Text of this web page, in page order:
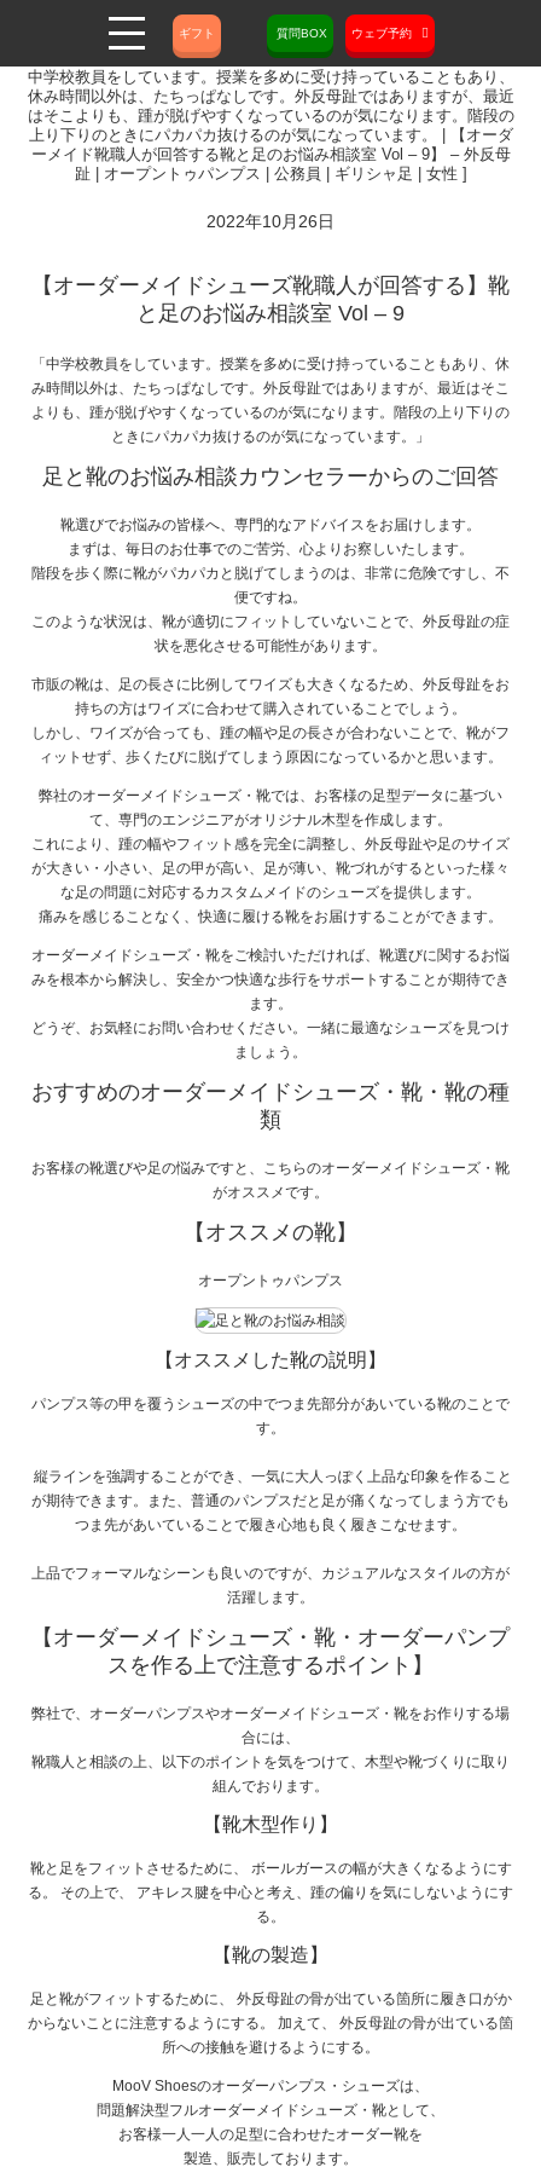
ギフト 質問BOX ウェブ予約
中学校教員をしています。授業を多めに受け持っていることもあり、
休み時間以外は、たちっぱなしです。外反母趾ではありますが、最近
はそこよりも、踵が脱げやすくなっているのが気になります。階段の
上り下りのときにパカパカ抜けるのが気になっています。 | 【オーダ
ーメイド靴職人が回答する靴と足のお悩み相談室 Vol – 9】 – 外反母
趾 | オープントゥパンプス | 公務員 | ギリシャ足 | 女性 ]
2022年10月26日
【オーダーメイドシューズ靴職人が回答する】靴
と足のお悩み相談室 Vol – 9
「中学校教員をしています。授業を多めに受け持っていることもあり、休
み時間以外は、たちっぱなしです。外反母趾ではありますが、最近はそこ
よりも、踵が脱げやすくなっているのが気になります。階段の上り下りの
ときにパカパカ抜けるのが気になっています。」
足と靴のお悩み相談カウンセラーからのご回答
靴選びでお悩みの皆様へ、専門的なアドバイスをお届けします。
まずは、毎日のお仕事でのご苦労、心よりお察しいたします。
階段を歩く際に靴がパカパカと脱げてしまうのは、非常に危険ですし、不
便ですね。
このような状況は、靴が適切にフィットしていないことで、外反母趾の症
状を悪化させる可能性があります。
市販の靴は、足の長さに比例してワイズも大きくなるため、外反母趾をお
持ちの方はワイズに合わせて購入されていることでしょう。
しかし、ワイズが合っても、踵の幅や足の長さが合わないことで、靴がフ
ィットせず、歩くたびに脱げてしまう原因になっているかと思います。
弊社のオーダーメイドシューズ・靴では、お客様の足型データに基づい
て、専門のエンジニアがオリジナル木型を作成します。
これにより、踵の幅やフィット感を完全に調整し、外反母趾や足のサイズ
が大きい・小さい、足の甲が高い、足が薄い、靴づれがするといった様々
な足の問題に対応するカスタムメイドのシューズを提供します。
痛みを感じることなく、快適に履ける靴をお届けすることができます。
オーダーメイドシューズ・靴をご検討いただければ、靴選びに関するお悩
みを根本から解決し、安全かつ快適な歩行をサポートすることが期待でき
ます。
どうぞ、お気軽にお問い合わせください。一緒に最適なシューズを見つけ
ましょう。
おすすめのオーダーメイドシューズ・靴・靴の種
類
お客様の靴選びや足の悩みですと、こちらのオーダーメイドシューズ・靴
がオススメです。
【オススメの靴】
オープントゥパンプス
【オススメした靴の説明】
パンプス等の甲を覆うシューズの中でつま先部分があいている靴のことで
す。
縦ラインを強調することができ、一気に大人っぽく上品な印象を作ること
が期待できます。また、普通のパンプスだと足が痛くなってしまう方でも
つま先があいていることで履き心地も良く履きこなせます。
上品でフォーマルなシーンも良いのですが、カジュアルなスタイルの方が
活躍します。
【オーダーメイドシューズ・靴・オーダーパンプ
スを作る上で注意するポイント】
弊社で、オーダーパンプスやオーダーメイドシューズ・靴をお作りする場
合には、
靴職人と相談の上、以下のポイントを気をつけて、木型や靴づくりに取り
組んでおります。
【靴木型作り】
靴と足をフィットさせるために、 ボールガースの幅が大きくなるようにす
る。 その上で、 アキレス腱を中心と考え、踵の偏りを気にしないようにす
る。
【靴の製造】
足と靴がフィットするために、 外反母趾の骨が出ている箇所に履き口がか
からないことに注意するようにする。 加えて、 外反母趾の骨が出ている箇
所への接触を避けるようにする。
MooV Shoesのオーダーパンプス・シューズは、
問題解決型フルオーダーメイドシューズ・靴として、
お客様一人一人の足型に合わせたオーダー靴を
製造、販売しております。